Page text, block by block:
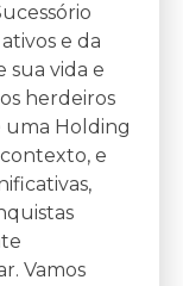
e da
sua vida e
herdeiros
uma Holding
e
Vamos